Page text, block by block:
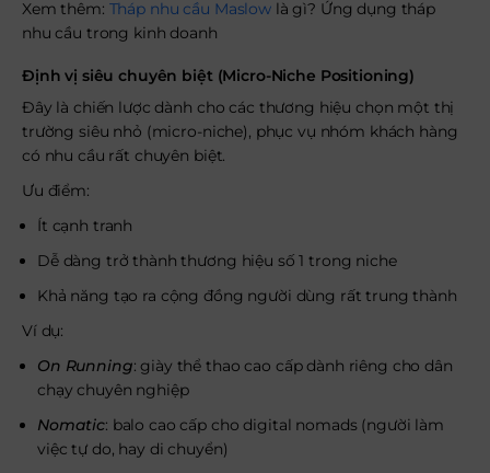
Xem thêm: Tháp nhu cầu Maslowlà gì? Ứng dụng tháp
nhu cầu trong kinh doanh
Định vị siêu chuyên biệt (Micro-Niche Positioning)
Đây là chiến lược dành cho các thương hiệu chọn một thị
trường siêu nhỏ (micro-niche), phục vụ nhóm khách hàng
có nhu cầu rất chuyên biệt.
Ưu điểm:
Ít cạnh tranh
Dễ dàng trở thành thương hiệu số 1 trong niche
Khả năng tạo ra cộng đồng người dùng rất trung thành
Ví dụ:
On Running: giày thể thao cao cấp dành riêng cho dân
chạy chuyên nghiệp
Nomatic: balo cao cấp cho digital nomads (người làm
việc tự do, hay di chuyển)